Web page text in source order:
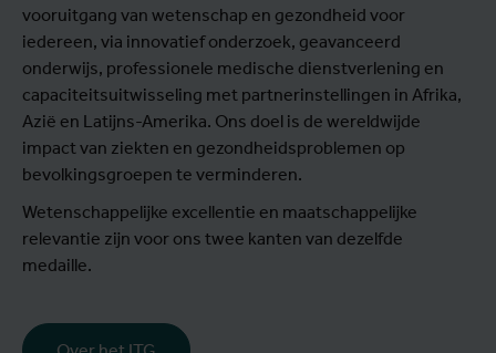
vooruitgang van wetenschap en gezondheid voor
iedereen, via innovatief onderzoek, geavanceerd
onderwijs, professionele medische dienstverlening en
capaciteitsuitwisseling met partnerinstellingen in Afrika,
Azië en Latijns-Amerika. Ons doel is de wereldwijde
impact van ziekten en gezondheidsproblemen op
bevolkingsgroepen te verminderen.
Wetenschappelijke excellentie en maatschappelijke
relevantie zijn voor ons twee kanten van dezelfde
medaille.